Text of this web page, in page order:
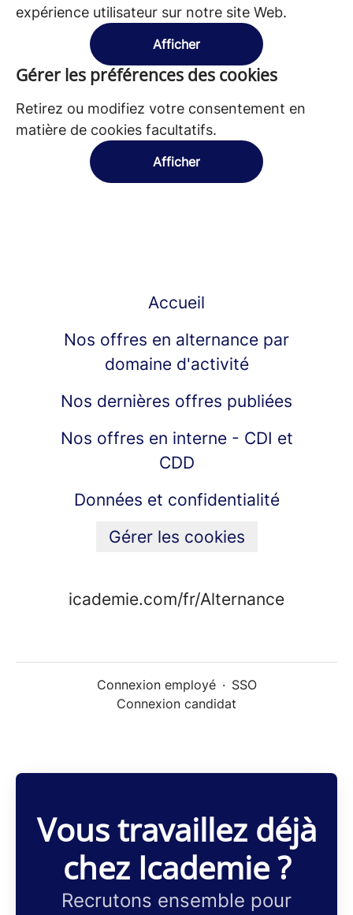
expérience utilisateur sur notre site Web.
Afficher
Gérer les préférences des cookies
Retirez ou modifiez votre consentement en
matière de cookies facultatifs.
Afficher
Accueil
Nos offres en alternance par
domaine d'activité
Nos dernières offres publiées
Nos offres en interne - CDI et
CDD
Données et confidentialité
Gérer les cookies
icademie.com/fr/Alternance
Connexion employé · SSO
Connexion candidat
Vous travaillez déjà
chez Icademie ?
Recrutons ensemble pour